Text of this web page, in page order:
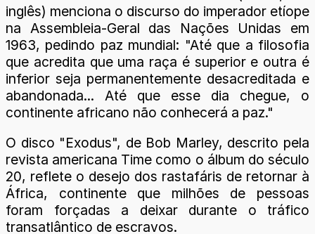
inglês) menciona o discurso do imperador etíope
na Assembleia-Geral das Nações Unidas em
1963, pedindo paz mundial: "Até que a filosofia
que acredita que uma raça é superior e outra é
inferior seja permanentemente desacreditada e
abandonada... Até que esse dia chegue, o
continente africano não conhecerá a paz."
O disco "Exodus", de Bob Marley, descrito pela
revista americana Time como o álbum do século
20, reflete o desejo dos rastafáris de retornar à
África, continente que milhões de pessoas
foram forçadas a deixar durante o tráfico
transatlântico de escravos.